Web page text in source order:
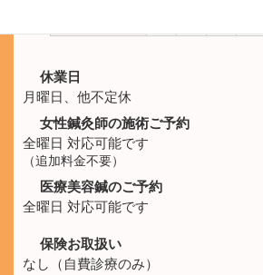
休業日
月曜日、他不定休
女性鍼灸師の施術ご予約
全曜日 対応可能です
（追加料金不要）
医療美容鍼のご予約
全曜日 対応可能です
保険お取扱い
なし（自費診療のみ）